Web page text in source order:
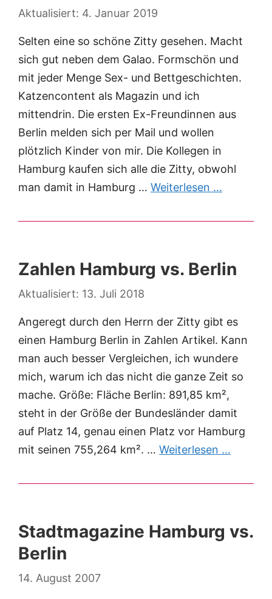
4. Januar 2019
Selten eine so schöne Zitty gesehen. Macht
sich gut neben dem Galao. Formschön und
mit jeder Menge Sex- und Bettgeschichten.
Katzencontent als Magazin und ich
mittendrin. Die ersten Ex-Freundinnen aus
Berlin melden sich per Mail und wollen
plötzlich Kinder von mir. Die Kollegen in
Hamburg kaufen sich alle die Zitty, obwohl
man damit in Hamburg … Weiterlesen …
Zahlen Hamburg vs. Berlin
13. Juli 2018
Angeregt durch den Herrn der Zitty gibt es
einen Hamburg Berlin in Zahlen Artikel. Kann
man auch besser Vergleichen, ich wundere
mich, warum ich das nicht die ganze Zeit so
mache. Größe: Fläche Berlin: 891,85 km²,
steht in der Größe der Bundesländer damit
auf Platz 14, genau einen Platz vor Hamburg
mit seinen 755,264 km². … Weiterlesen …
Stadtmagazine Hamburg vs.
Berlin
14. August 2007